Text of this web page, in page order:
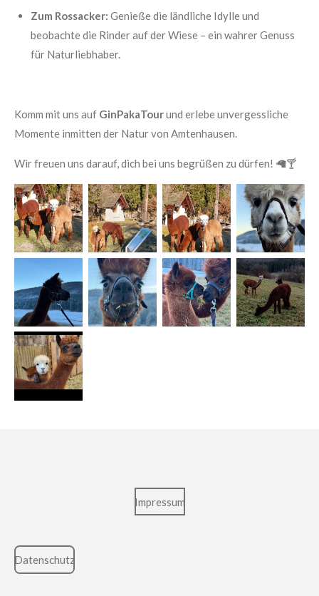
Zum Rossacker: Genieße die ländliche Idylle und
beobachte die Rinder auf der Wiese – ein wahrer Genuss
für Naturliebhaber.
Komm mit uns auf GinPakaTourund erlebe unvergessliche
Momente inmitten der Natur von Amtenhausen.
Wir freuen uns darauf, dich bei uns begrüßen zu dürfen! 🦙🍸
Impressum
Datenschutz